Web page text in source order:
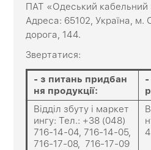
ПАТ «Одеський
Адреса: 65102, Україна, м.
дорога, 144.
Звертатися:
- з питань придбан
ня продукції:
-
Відділ збуту і маркет
ингу: Тел.: +38 (048)
716-14-04, 716-14-05,
716-17-08, 716-17-09